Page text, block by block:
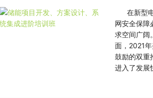
在新型电
网安全保障
求空间广阔
面，2021
鼓励的双重
进入了发展